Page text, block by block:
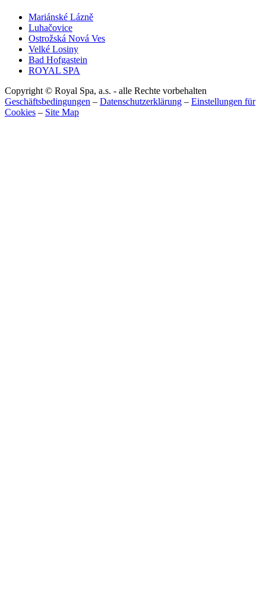
Mariánské Lázně
Luhačovice
Ostrožská Nová Ves
Velké Losiny
Bad Hofgastein
ROYAL SPA
Copyright © Royal Spa, a.s. - alle Rechte vorbehalten
Geschäftsbedingungen – Datenschutzerklärung – Einstellungen für
Cookies – Site Map